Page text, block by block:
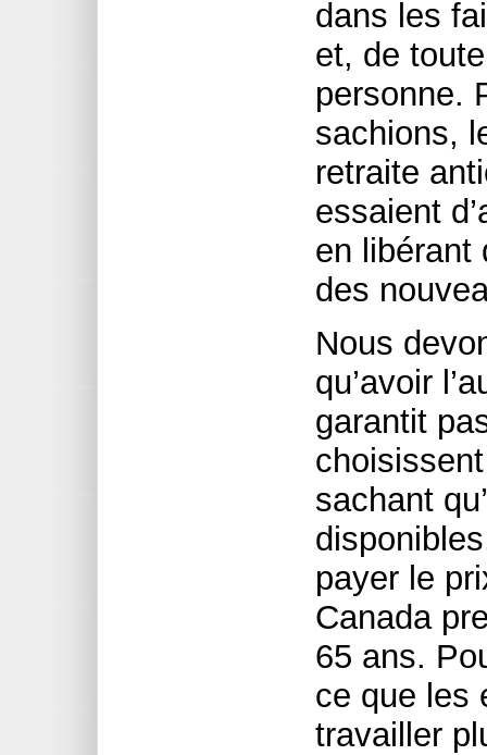
dans les
et, de
personne.
sachions,
retraite
essaient
en libérant
des
Nous
qu’avoir
garantit
sachant
payer le
Canada
65 ans.
ce que les
travailler